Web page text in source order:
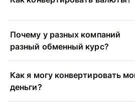
Почему у разных компаний
разный обменный курс?
Как я могу конвертировать
деньги?